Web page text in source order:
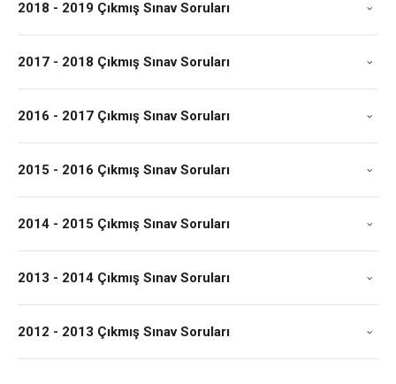
2018 - 2019 Çıkmış Sınav Soruları
2017 - 2018 Çıkmış Sınav Soruları
2016 - 2017 Çıkmış Sınav Soruları
2015 - 2016 Çıkmış Sınav Soruları
2014 - 2015 Çıkmış Sınav Soruları
2013 - 2014 Çıkmış Sınav Soruları
2012 - 2013 Çıkmış Sınav Soruları